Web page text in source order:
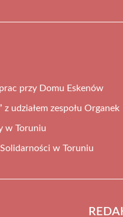
przy Domu Eskenów
udziałem zespołu Organek
w Toruniu
w Toruniu